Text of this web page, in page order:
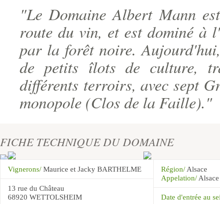
"Le Domaine Albert Mann
route du vin, et est dominé à
par la forêt noire.
de petits îlots de culture,
différents terroirs, avec sept
monopole (Clos de la Faille)."
FICHE TECHNIQUE DU DOMAINE
Vignerons/ Maurice et Jacky BARTHELME
13 rue du Château
68920 WETTOLSHEIM
Région/ Alsace
Appelation/ Alsace
Date d'entrée au